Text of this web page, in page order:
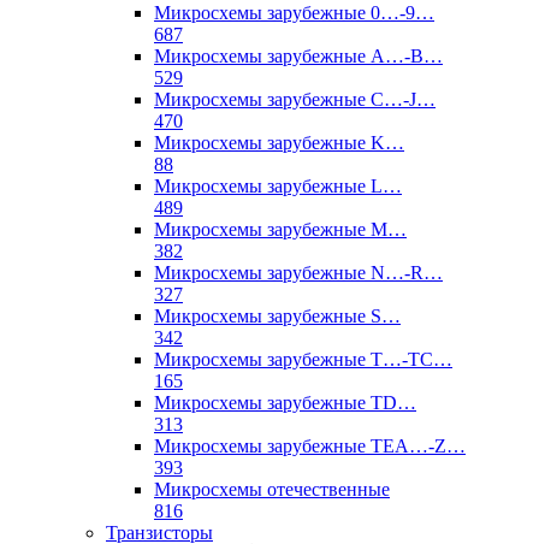
Микросхемы зарубежные 0…-9…
687
Микросхемы зарубежные A…-B…
529
Микросхемы зарубежные C…-J…
470
Микросхемы зарубежные K…
88
Микросхемы зарубежные L…
489
Микросхемы зарубежные M…
382
Микросхемы зарубежные N…-R…
327
Микросхемы зарубежные S…
342
Микросхемы зарубежные T…-TC…
165
Микросхемы зарубежные TD…
313
Микросхемы зарубежные TEA…-Z…
393
Микросхемы отечественные
816
Транзисторы